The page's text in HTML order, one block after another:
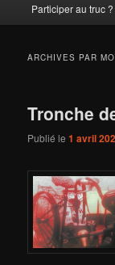
Participer au truc ?
ARCHIVES PAR
Tronche
Publié le1 avril